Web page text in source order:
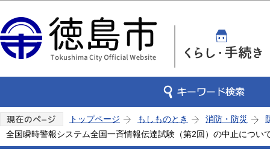
トップページ もしものとき 消防・防災
全国瞬時警報システム全国一斉情報伝達試験（第2回）の中止につい